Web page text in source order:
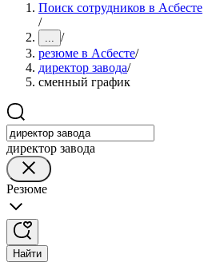
Поиск сотрудников в Асбесте
/
... /
резюме в Асбесте/
директор завода/
сменный график
директор завода
Резюме
Найти